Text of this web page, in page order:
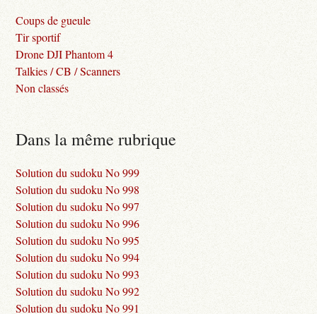
Coups de gueule
Tir sportif
Drone DJI Phantom 4
Talkies / CB / Scanners
Non classés
Dans la même rubrique
Solution du sudoku No 999
Solution du sudoku No 998
Solution du sudoku No 997
Solution du sudoku No 996
Solution du sudoku No 995
Solution du sudoku No 994
Solution du sudoku No 993
Solution du sudoku No 992
Solution du sudoku No 991